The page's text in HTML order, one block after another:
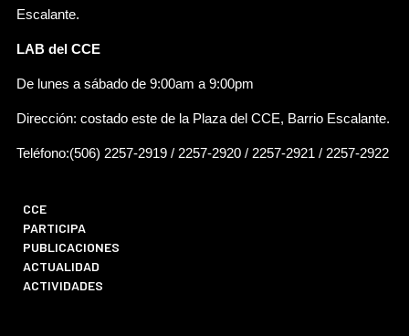
Escalante.
LAB del CCE
De lunes a sábado de 9:00am a 9:00pm
Dirección: costado este de la Plaza del CCE, Barrio Escalante.
Teléfono:(506) 2257-2919 / 2257-2920 / 2257-2921 / 2257-2922
CCE
PARTICIPA
PUBLICACIONES
ACTUALIDAD
ACTIVIDADES